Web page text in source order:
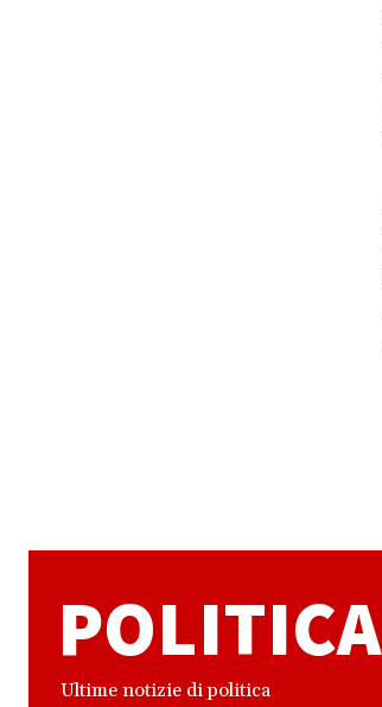
POLITICA
Ultime notizie di politica